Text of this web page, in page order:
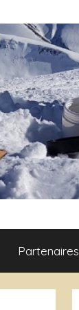
Partenaires